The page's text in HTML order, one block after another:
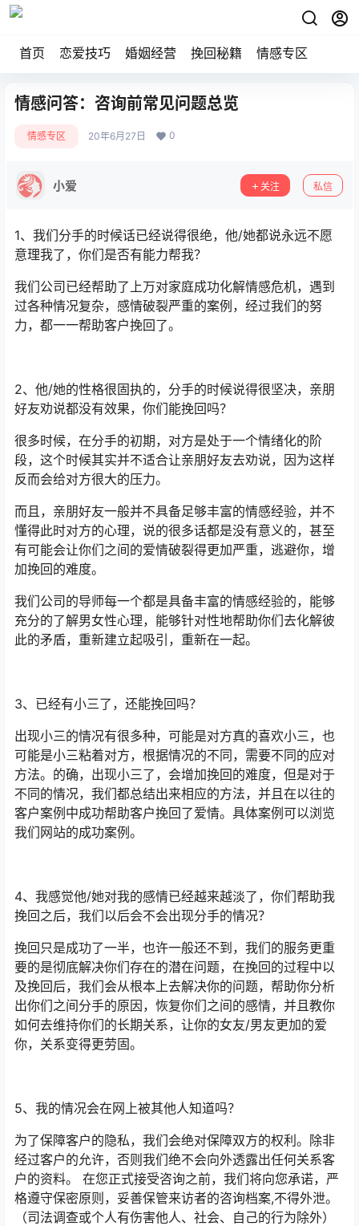
首页 恋爱技巧 婚姻经营 挽回秘籍 情感专区
情感问答：咨询前常见问题总览
情感专区 20年6月27日 0
小爱 关注 私信
1、我们分手的时候话已经说得很绝，他/她都说永远不愿
意理我了，你们是否有能力帮我？
我们公司已经帮助了上万对家庭成功化解情感危机，遇到
过各种情况复杂，感情破裂严重的案例，经过我们的努
力，都一一帮助客户挽回了。
2、他/她的性格很固执的，分手的时候说得很坚决，亲朋
好友劝说都没有效果，你们能挽回吗？
很多时候，在分手的初期，对方是处于一个情绪化的阶
段，这个时候其实并不适合让亲朋好友去劝说，因为这样
反而会给对方很大的压力。
而且，亲朋好友一般并不具备足够丰富的情感经验，并不
懂得此时对方的心理，说的很多话都是没有意义的，甚至
有可能会让你们之间的爱情破裂得更加严重，逃避你，增
加挽回的难度。
我们公司的导师每一个都是具备丰富的情感经验的，能够
充分的了解男女性心理，能够针对性地帮助你们去化解彼
此的矛盾，重新建立起吸引，重新在一起。
3、已经有小三了，还能挽回吗？
出现小三的情况有很多种，可能是对方真的喜欢小三，也
可能是小三粘着对方，根据情况的不同，需要不同的应对
方法。的确，出现小三了，会增加挽回的难度，但是对于
不同的情况，我们都总结出来相应的方法，并且在以往的
客户案例中成功帮助客户挽回了爱情。具体案例可以浏览
我们网站的成功案例。
4、我感觉他/她对我的感情已经越来越淡了，你们帮助我
挽回之后，我们以后会不会出现分手的情况？
挽回只是成功了一半，也许一般还不到，我们的服务更重
要的是彻底解决你们存在的潜在问题，在挽回的过程中以
及挽回后，我们会从根本上去解决你的问题，帮助你分析
出你们之间分手的原因，恢复你们之间的感情，并且教你
如何去维持你们的长期关系，让你的女友/男友更加的爱
你，关系变得更劳固。
5、我的情况会在网上被其他人知道吗？
为了保障客户的隐私，我们会绝对保障双方的权利。除非
经过客户的允许，否则我们绝不会向外透露出任何关系客
户的资料。 在您正式接受咨询之前，我们将向您承诺，严
格遵守保密原则，妥善保管来访者的咨询档案,不得外泄。
（司法调查或个人有伤害他人、社会、自己的行为除外）